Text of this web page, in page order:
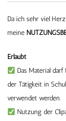
Da ich sehr viel
meine
Erlaubt
Das Material
der Tätigkeit in
verwendet werden.
Nutzung der